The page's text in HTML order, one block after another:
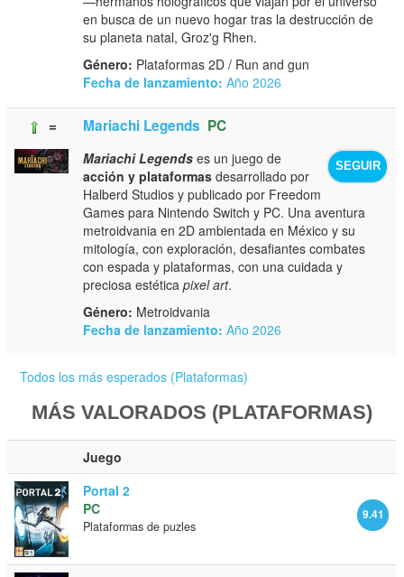
en busca de un nuevo hogar tras la destrucción de
su planeta natal, Groz'g Rhen.
Género: Plataformas 2D / Run and gun
Fecha de lanzamiento: Año 2026
= Mariachi Legends PC
SEGUIR
Mariachi Legends es un juego de
acción y plataformas desarrollado por
Halberd Studios y publicado por Freedom
Games para Nintendo Switch y PC. Una aventura
metroidvania en 2D ambientada en México y su
mitología, con exploración, desafiantes combates
con espada y plataformas, con una cuidada y
preciosa estéticapixel art.
Género: Metroidvania
Fecha de lanzamiento: Año 2026
Todos los más esperados (Plataformas)
MÁS VALORADOS (PLATAFORMAS)
Juego
Portal 2
9.41
PC
Plataformas de puzles